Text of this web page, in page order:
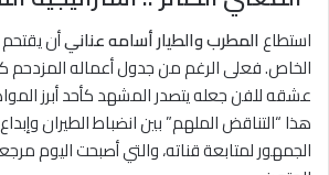
استطاعالمطرب والطيار أسامه عنانيأن
الخاص. فعلى الرغم من جدول أعماله المزدحم
عشقه للفن جعله يتصدر المشهد كأحد أبرز
هذا “التناقض الملهم” بين انضباط الطيران
الجمهور لمتابعة قناته، والتي أصبحت اليوم